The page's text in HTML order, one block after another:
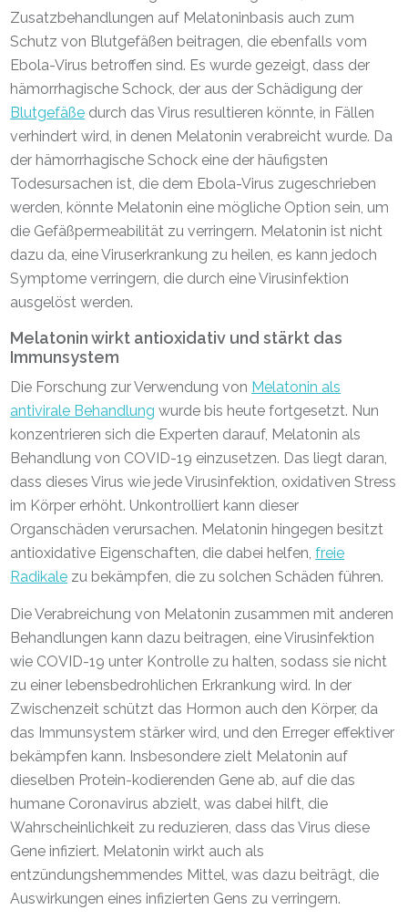
Zusatzbehandlungen auf Melatoninbasis auch zum
Schutz von Blutgefäßen beitragen, die ebenfalls vom
Ebola-Virus betroffen sind. Es wurde gezeigt, dass der
hämorrhagische Schock, der aus der Schädigung der
Blutgefäße durch das Virus resultieren könnte, in Fällen
verhindert wird, in denen Melatonin verabreicht wurde. Da
der hämorrhagische Schock eine der häufigsten
Todesursachen ist, die dem Ebola-Virus zugeschrieben
werden, könnte Melatonin eine mögliche Option sein, um
die Gefäßpermeabilität zu verringern. Melatonin ist nicht
dazu da, eine Viruserkrankung zu heilen, es kann jedoch
Symptome verringern, die durch eine Virusinfektion
ausgelöst werden.
Melatonin wirkt antioxidativ und stärkt das
Immunsystem
Die Forschung zur Verwendung von Melatonin als
antivirale Behandlung wurde bis heute fortgesetzt. Nun
konzentrieren sich die Experten darauf, Melatonin als
Behandlung von COVID-19 einzusetzen. Das liegt daran,
dass dieses Virus wie jede Virusinfektion, oxidativen Stress
im Körper erhöht. Unkontrolliert kann dieser
Organschäden verursachen. Melatonin hingegen besitzt
antioxidative Eigenschaften, die dabei helfen,freie
Radikale zu bekämpfen, die zu solchen Schäden führen.
Die Verabreichung von Melatonin zusammen mit anderen
Behandlungen kann dazu beitragen, eine Virusinfektion
wie COVID-19 unter Kontrolle zu halten, sodass sie nicht
zu einer lebensbedrohlichen Erkrankung wird. In der
Zwischenzeit schützt das Hormon auch den Körper, da
das Immunsystem stärker wird, und den Erreger effektiver
bekämpfen kann. Insbesondere zielt Melatonin auf
dieselben Protein-kodierenden Gene ab, auf die das
humane Coronavirus abzielt, was dabei hilft, die
Wahrscheinlichkeit zu reduzieren, dass das Virus diese
Gene infiziert. Melatonin wirkt auch als
entzündungshemmendes Mittel, was dazu beiträgt, die
Auswirkungen eines infizierten Gens zu verringern.